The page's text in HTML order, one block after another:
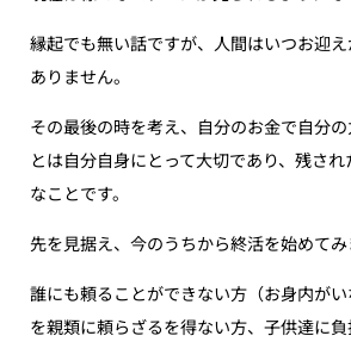
縁起でも無い話ですが、人間はいつお迎
ありません。
その最後の時を考え、自分のお金で自分
とは自分自身にとって大切であり、残さ
なことです。
先を見据え、今のうちから終活を始めてみ
誰にも頼ることができない方（お身内が
を親類に頼らざるを得ない方、子供達に